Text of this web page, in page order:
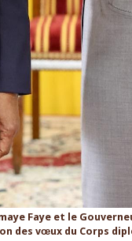
Faye et le
des vœux du Corps